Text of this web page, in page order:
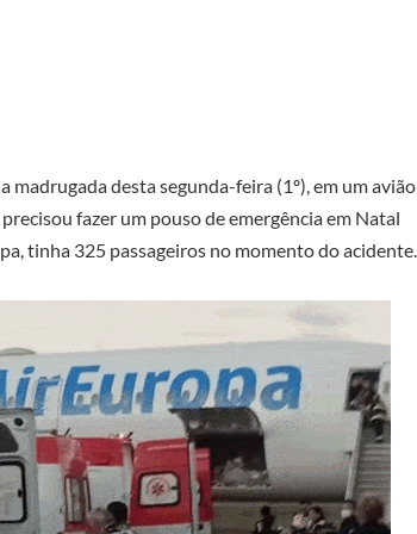
desta segunda-feira (1º), em um avião
fazer um pouso de emergência em Natal
tinha 325 passageiros no momento do acidente.